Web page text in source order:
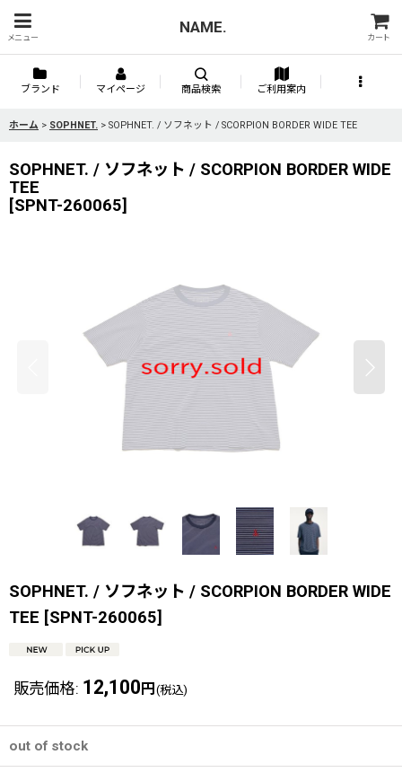
メニュー
NAME.
カート
ブランド マイページ 商品検索 ご利用案内
ホーム > SOPHNET. > SOPHNET. / ソフネット / SCORPION BORDER WIDE TEE
SOPHNET. / ソフネット / SCORPION BORDER WIDE
TEE
[SPNT-260065]
SOPHNET. / ソフネット / SCORPION BORDER WIDE
TEE [SPNT-260065]
販売価格: 12,100 円 (税込)
out of stock